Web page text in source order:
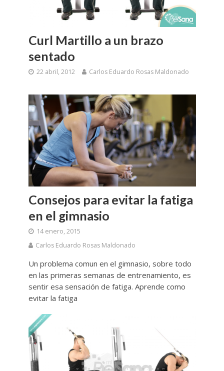
Curl Martillo a un brazo
sentado
22 abril, 2012 Carlos Eduardo Rosas Maldonado
Consejos para evitar la fatiga
en el gimnasio
14 enero, 2015
Carlos Eduardo Rosas Maldonado
Un problema comun en el gimnasio, sobre todo
en las primeras semanas de entrenamiento, es
sentir esa sensación de fatiga. Aprende como
evitar la fatiga